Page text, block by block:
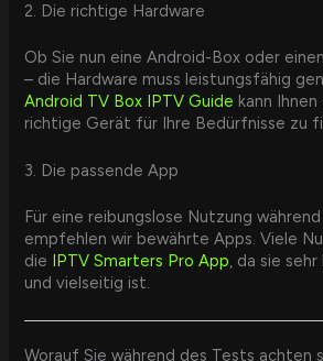
2. Die richtige Hardware
Ob Sie nun eine Android-Box oder
– die Hardware muss leistungsfähig
Android TV Box IPTV Guide kann
richtige Gerät für Ihre Bedürfnisse zu
3. Die passende App
Für eine reibungslose Nutzung
empfehlen wir bewährte Apps. Viele
die IPTV Smarters Pro App, da sie
und vielseitig ist.
Worauf Sie während des Tests achten